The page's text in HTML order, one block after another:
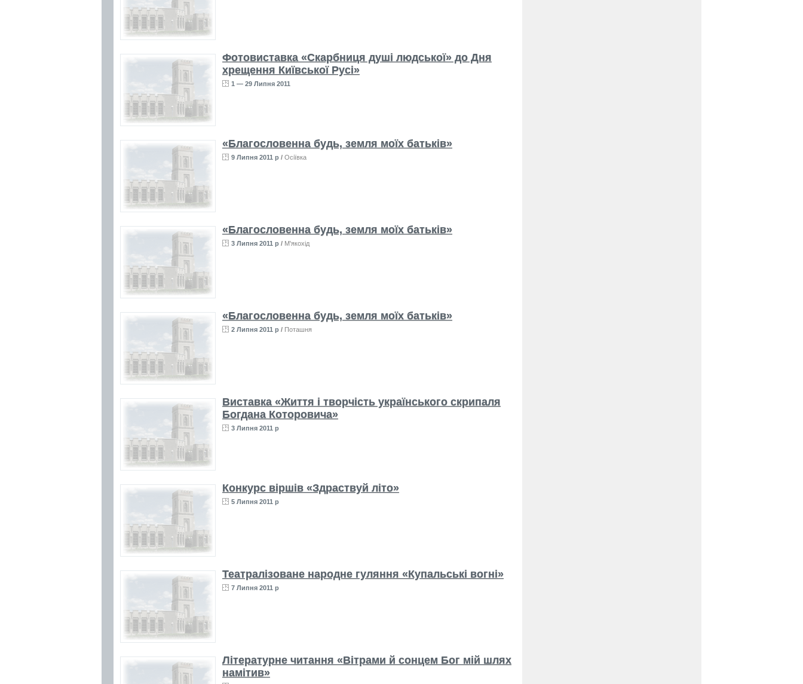
Фотовиставка «Скарбниця душі людської» до Дня
хрещення Київської Русі»
1 — 29 Липня 2011
«Благословенна будь, земля моїх батьків»
9 Липня 2011 р / Осіївка
«Благословенна будь, земля моїх батьків»
3 Липня 2011 р / М'якохід
«Благословенна будь, земля моїх батьків»
2 Липня 2011 р / Поташня
Виставка «Життя і творчість українського скрипаля
Богдана Которовича»
3 Липня 2011 р
Конкурс віршів «Здраствуй літо»
5 Липня 2011 р
Театралізоване народне гуляння «Купальські вогні»
7 Липня 2011 р
Літературне читання «Вітрами й сонцем Бог мій шлях
намітив»